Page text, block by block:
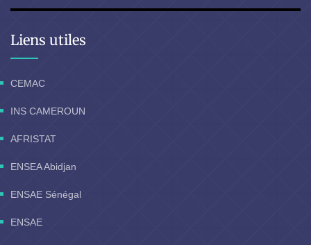
Liens utiles
CEMAC
INS CAMEROUN
AFRISTAT
ENSEA Abidjan
ENSAE Sénégal
ENSAE